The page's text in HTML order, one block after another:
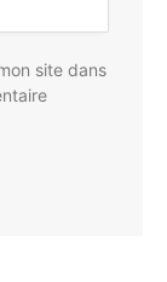
site dans